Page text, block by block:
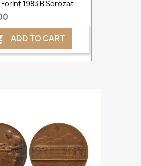
1983 B Sorozat
ADD TO CART